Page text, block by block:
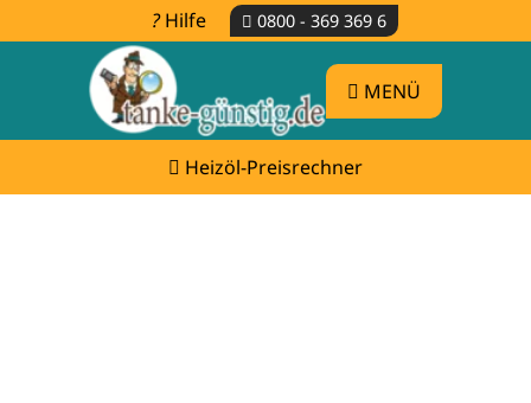
Hilfe 0800 - 369 369 6
MENÜ
Heizöl-Preisrechner